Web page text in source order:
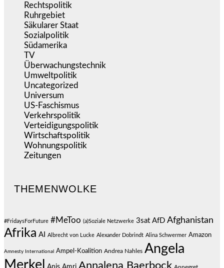
Rechtspolitik
Ruhrgebiet
Säkularer Staat
Sozialpolitik
Südamerika
TV
Überwachungstechnik
Umweltpolitik
Uncategorized
Universum
US-Faschismus
Verkehrspolitik
Verteidigungspolitik
Wirtschaftspolitik
Wohnungspolitik
Zeitungen
THEMENWOLKE
#FridaysForFuture #MeToo (a)Soziale Netzwerke 3sat AfD Afghanistan
Afrika AI Albrecht von Lucke Alexander Dobrindt Alina Schwermer Amazon
Amnesty International Ampel-Koalition Andrea Nahles Angela
Merkel
Annalena Baerbock